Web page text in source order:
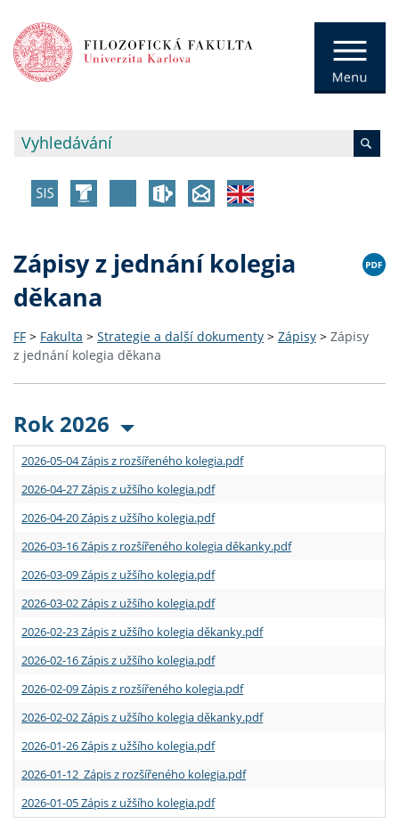
Zápisy z jednání kolegia
děkana
FF > Fakulta > Strategie a další dokumenty > Zápisy > Zápisy
z jednání kolegia děkana
Rok 2026
2026-05-04 Zápis z rozšířeného kolegia.pdf
2026-04-27 Zápis z užšího kolegia.pdf
2026-04-20 Zápis z užšího kolegia.pdf
2026-03-16 Zápis z rozšířeného kolegia děkanky.pdf
2026-03-09 Zápis z užšího kolegia.pdf
2026-03-02 Zápis z užšího kolegia.pdf
2026-02-23 Zápis z užšího kolegia děkanky.pdf
2026-02-16 Zápis z užšího kolegia.pdf
2026-02-09 Zápis z rozšířeného kolegia.pdf
2026-02-02 Zápis z užšího kolegia děkanky.pdf
2026-01-26 Zápis z užšího kolegia.pdf
2026-01-12 Zápis z rozšířeného kolegia.pdf
2026-01-05 Zápis z užšího kolegia.pdf